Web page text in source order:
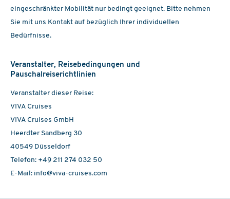
eingeschränkter Mobilität nur bedingt geeignet. Bitte nehmen
Sie mit uns Kontakt auf bezüglich Ihrer individuellen
Bedürfnisse.
Veranstalter, Reisebedingungen und
Pauschalreiserichtlinien
Veranstalter dieser Reise:
VIVA Cruises
VIVA Cruises GmbH
Heerdter Sandberg 30
40549 Düsseldorf
Telefon: +49 211 274 032 50
E-Mail: info@viva-cruises.com